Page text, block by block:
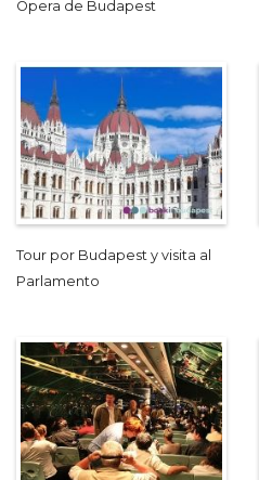
Ópera de Budapest
Tour por Budapest y visita al
Parlamento